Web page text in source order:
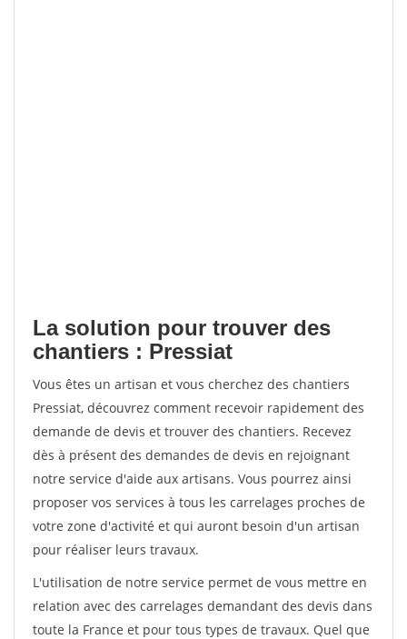
La solution pour trouver des
chantiers : Pressiat
Vous êtes un artisan et vous cherchez des chantiers
Pressiat, découvrez comment recevoir rapidement des
demande de devis et trouver des chantiers. Recevez
dès à présent des demandes de devis en rejoignant
notre service d'aide aux artisans. Vous pourrez ainsi
proposer vos services à tous les carrelages proches de
votre zone d'activité et qui auront besoin d'un artisan
pour réaliser leurs travaux.
L'utilisation de notre service permet de vous mettre en
relation avec des carrelages demandant des devis dans
toute la France et pour tous types de travaux. Quel que